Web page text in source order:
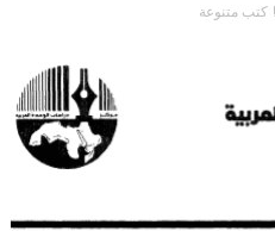
كتب متنوعة